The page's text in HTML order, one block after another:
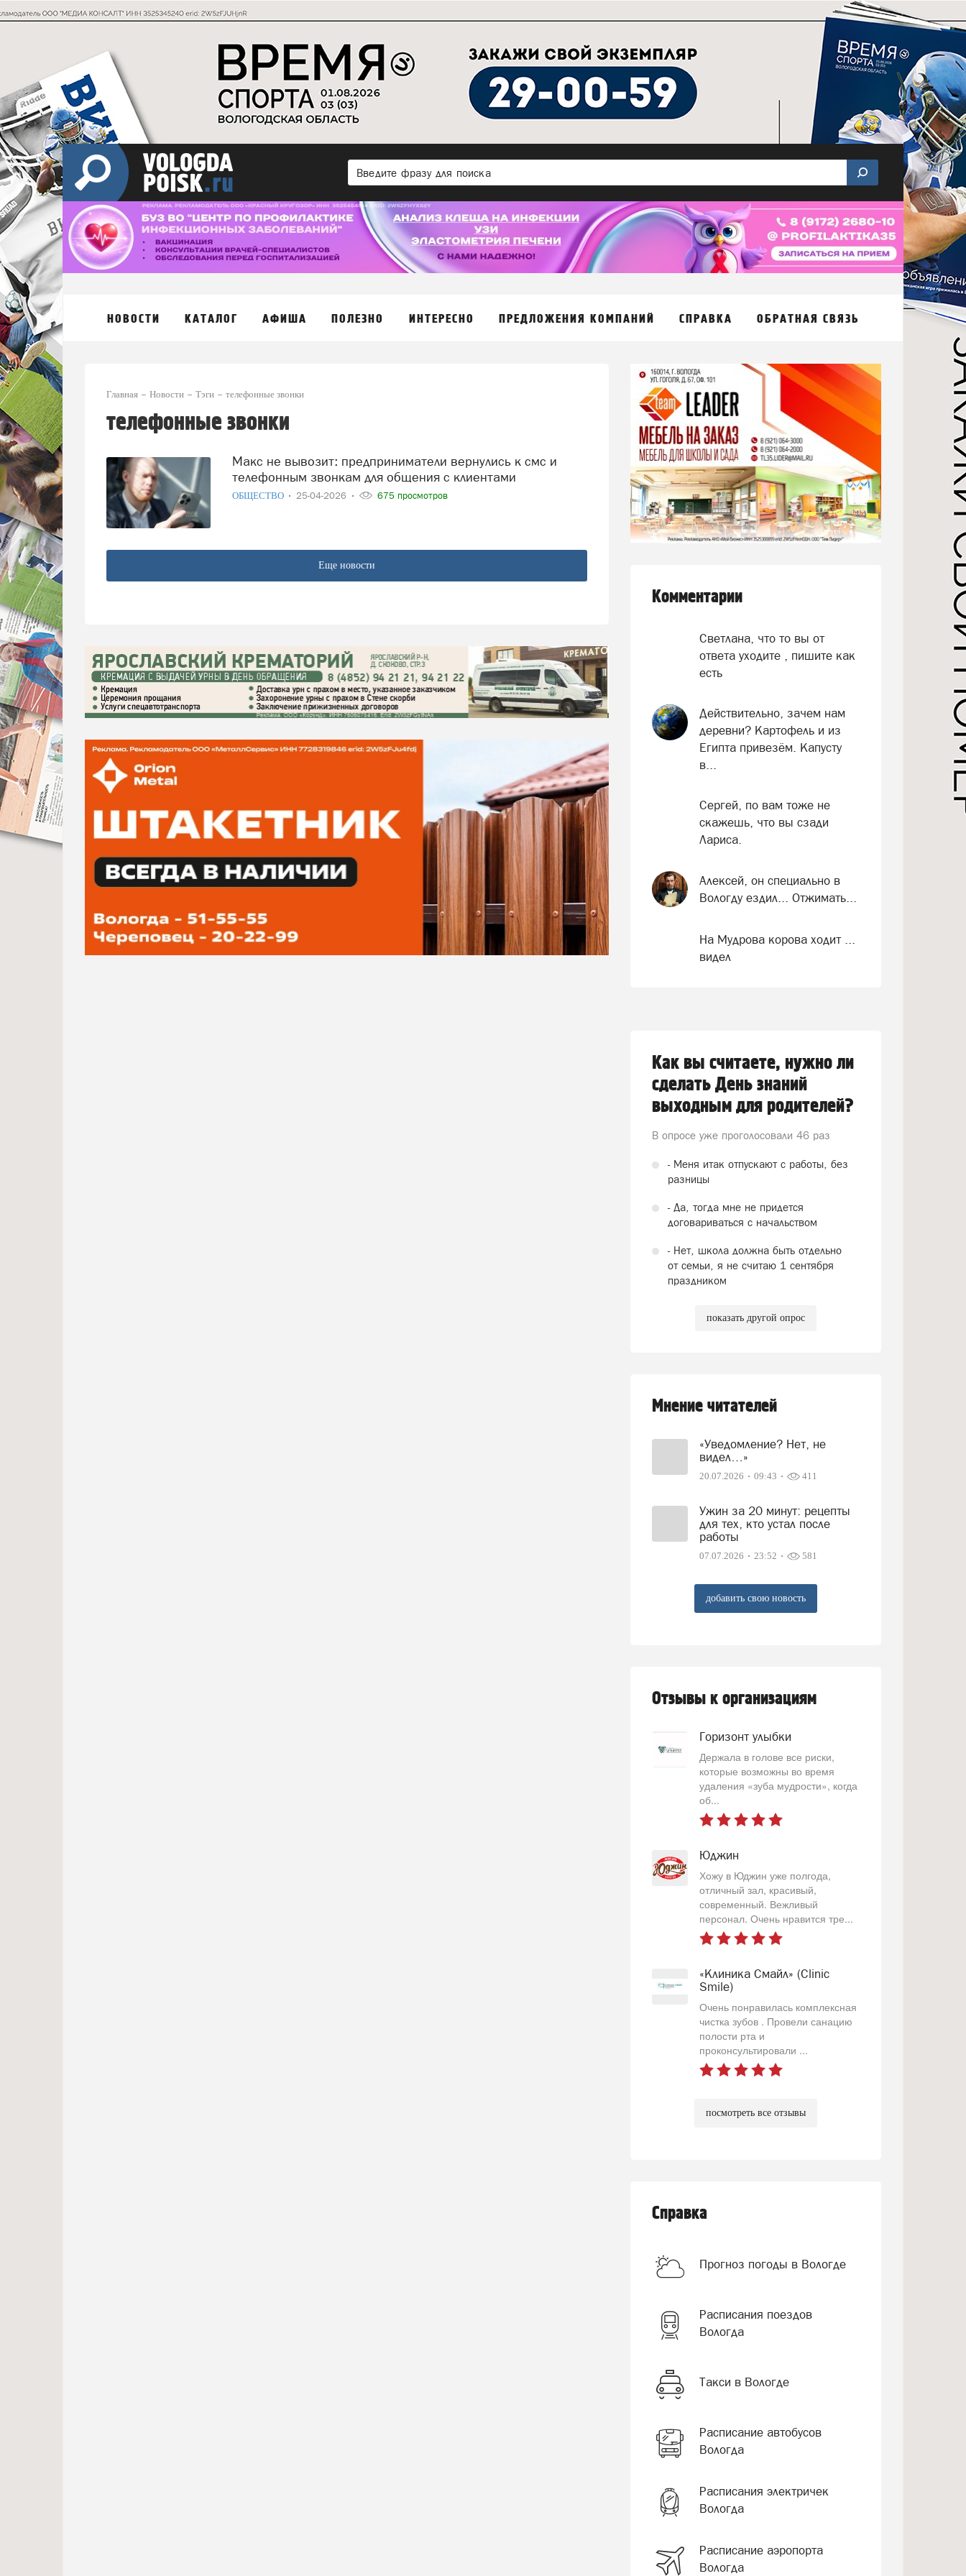
НОВОСТИ КАТАЛОГ АФИША ПОЛЕЗНО ИНТЕРЕСНО ПРЕДЛОЖЕНИЯ КОМПАНИЙ СПРАВКА ОБРАТНАЯ СВЯЗЬ
Главная Новости Тэги телефонные звонки
телефонные звонки
Макс не вывозит: предприниматели вернулись к смс и
телефонным звонкам для общения с клиентами
ОБЩЕСТВО 25-04-2026 675 просмотров
Еще новости
Комментарии
Светлана, что то вы от
ответа уходите , пишите как
есть
Действительно, зачем нам
деревни? Картофель и из
Египта привезём. Капусту
в...
Сергей, по вам тоже не
скажешь, что вы сзади
Лариса.
Алексей, он специально в
Вологду ездил... Отжимать...
На Мудрова корова ходит ...
видел
Как вы считаете, нужно ли
сделать День знаний
выходным для родителей?
В опросе уже проголосовали 46 раз
- Меня итак отпускают с работы, без
разницы
- Да, тогда мне не придется
договариваться с начальством
- Нет, школа должна быть отдельно
от семьи, я не считаю 1 сентября
праздником
показать другой опрос
Мнение читателей
«Уведомление? Нет, не
видел…»
20.07.2026 09:43 411
Ужин за 20 минут: рецепты
для тех, кто устал после
работы
07.07.2026 23:52 581
добавить свою новость
Отзывы к организациям
Горизонт улыбки
Держала в голове все риски,
которые возможны во время
удаления «зуба мудрости», когда
об...
Юджин
Хожу в Юджин уже полгода,
отличный зал, красивый,
современный. Вежливый
персонал. Очень нравится тре...
«Клиника Смайл» (Clinic
Smile)
Очень понравилась комплексная
чистка зубов . Провели санацию
полости рта и
проконсультировали ...
посмотреть все отзывы
Справка
Прогноз погоды в Вологде
Расписания поездов
Вологда
Такси в Вологде
Расписание автобусов
Вологда
Расписания электричек
Вологда
Расписание аэропорта
Вологда